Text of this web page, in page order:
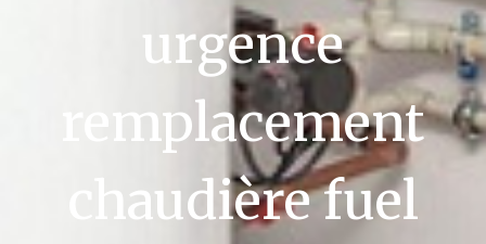
urgence
remplacement
chaudière fuel